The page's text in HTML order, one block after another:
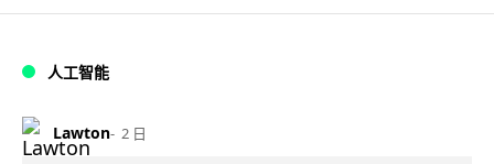
人工智能
Lawton 2 日